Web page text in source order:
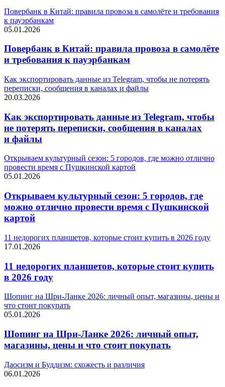
Повербанк в Китай: правила провоза в самолёте и требования
к пауэрбанкам
05.01.2026
Повербанк в Китай: правила провоза в самолёте
и требования к пауэрбанкам
Как экспортировать данные из Telegram, чтобы не потерять
переписки, сообщения в каналах и файлы
20.03.2026
Как экспортировать данные из Telegram, чтобы
не потерять переписки, сообщения в каналах
и файлы
Открываем культурный сезон: 5 городов, где можно отлично
провести время с Пушкинской картой
05.01.2026
Открываем культурный сезон: 5 городов, где
можно отлично провести время с Пушкинской
картой
11 недорогих планшетов, которые стоит купить в 2026 году
17.01.2026
11 недорогих планшетов, которые стоит купить
в 2026 году
Шопинг на Шри-Ланке 2026: личный опыт, магазины, цены и
что стоит покупать
05.01.2026
Шопинг на Шри-Ланке 2026: личный опыт,
магазины, цены и что стоит покупать
Даосизм и Буддизм: схожесть и различия
06.01.2026